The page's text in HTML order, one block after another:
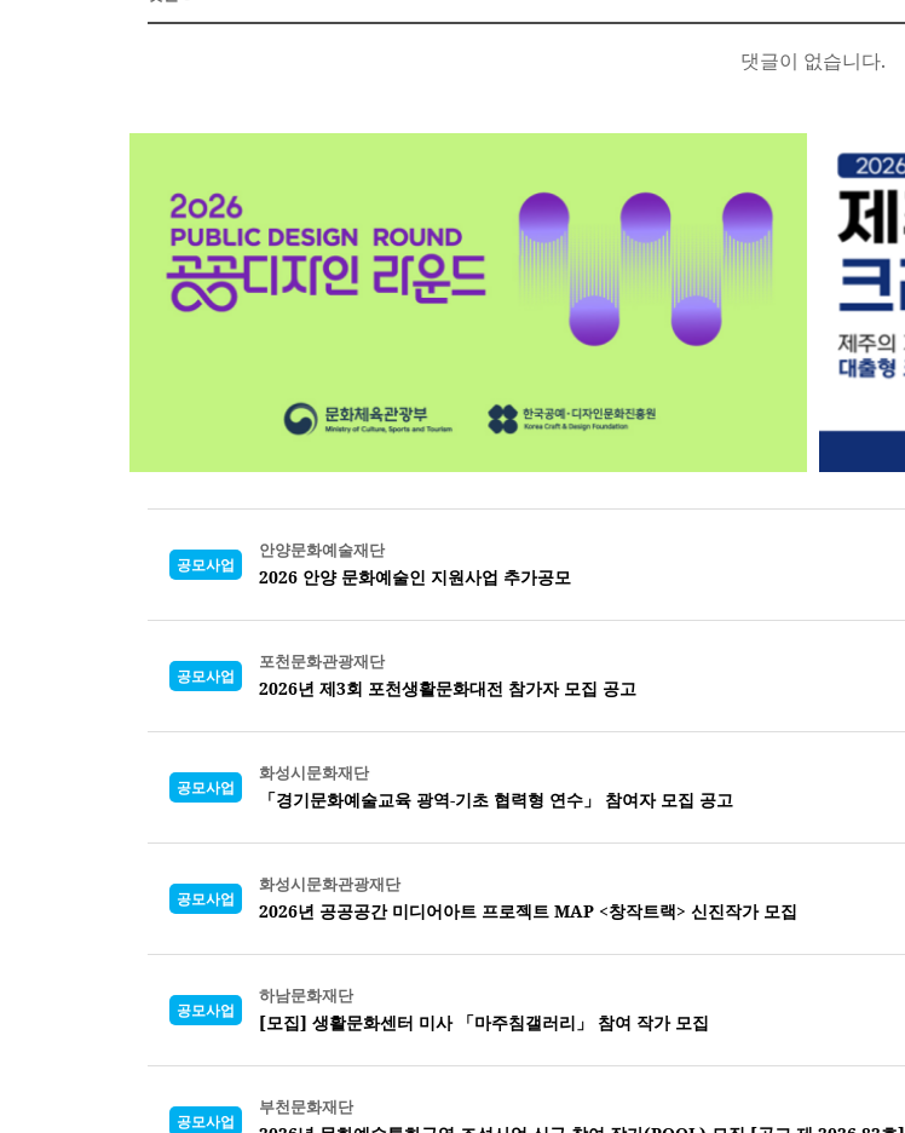
댓글이 없습니다.
공모사업
안양문화예술재단
2026 안양 문화예술인 지원사업 추가공모
공모사업
포천문화관광재단
2026년 제3회 포천생활문화대전 참가자 모집 공고
공모사업
화성시문화재단
「경기문화예술교육 광역-기초 협력형 연수」 참여자 모집 공고
공모사업
화성시문화관광재단
2026년 공공공간 미디어아트 프로젝트 MAP <창작트랙> 신진작가 모집
공모사업
하남문화재단
[모집] 생활문화센터 미사 「마주침갤러리」 참여 작가 모집
공모사업
부천문화재단